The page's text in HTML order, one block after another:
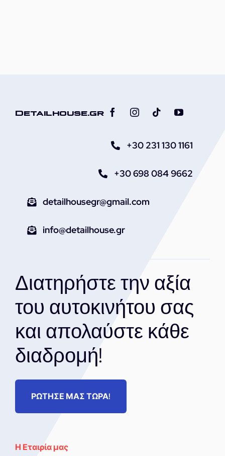
Detailhouse.gr
+30 231 130 1161
+30 698 084 9662
detailhousegr@gmail.com
info@detailhouse.gr
Διατηρήστε την αξία
του αυτοκινήτου σας
και απολαύστε κάθε
διαδρομή!
ΡΩΤΗΣΕ ΜΑΣ ΤΩΡΑ!
Η Εταιρία μας